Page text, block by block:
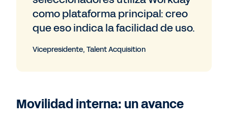
como plataforma principal: creo
que eso indica la facilidad de uso.
Vicepresidente, Talent Acquisition
Movilidad interna: un avance